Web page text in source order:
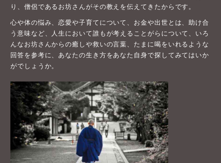
り、僧侶であるお坊さんがその教えを伝えてきたからです。
心や体の悩み、恋愛や子育てについて、お金や出世とは、助け合
う意味など、人生において誰もが考えることがらについて、いろ
んなお坊さんからの癒しや救いの言葉、たまに喝をいれるような
回答を参考に、あなたの生き方をあなた自身で探してみてはいか
がでしょうか。